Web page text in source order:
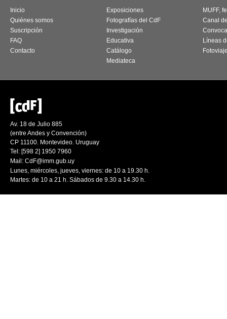
Inicio
Quiénes somos
Suscripción
FAQ
Contacto
Exposiciones
Fotografías del CdF
Investigación
Educativa
Catálogo
Mediateca
MUFF,
Canal
Líneas
Av. 18 de Julio 885
(entre Andes y Convención)
CP 11100. Montevideo. Uruguay
Tel: [598 2] 1950 7960
Mail: CdF@imm.gub.uy
Lunes, miércoles, jueves, viernes: de 10 a 19.30 h.
Martes: de 10 a 21 h. Sábados de 9.30 a 14.30 h.